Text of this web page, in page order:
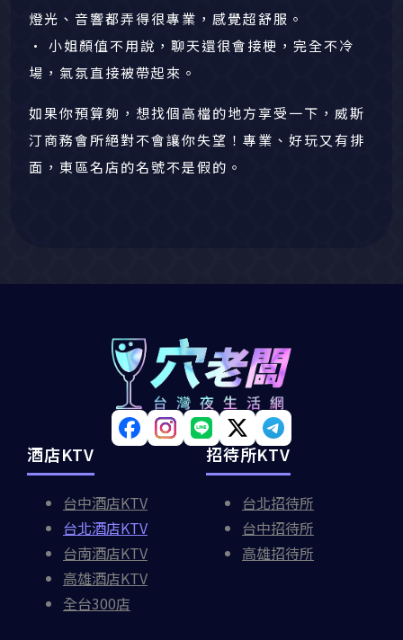
燈光、音響都弄得很專業，感覺超舒服。
• 小姐顏值不用說，聊天還很會接梗，完全不冷
場，氣氛直接被帶起來。
如果你預算夠，想找個高檔的地方享受一下，威斯
汀商務會所絕對不會讓你失望！專業、好玩又有排
面，東區名店的名號不是假的。
酒店KTV
台中酒店KTV
台北酒店KTV
台南酒店KTV
高雄酒店KTV
全台300店
招待所KTV
台北招待所
台中招待所
高雄招待所